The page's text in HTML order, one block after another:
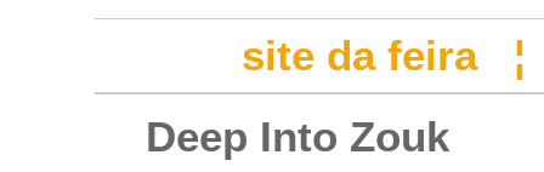
site da feira
Deep Into Zouk